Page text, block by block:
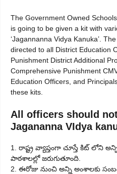
The Government Owned
is going to be given a kit with
‘Jagannanna Vidya Kanuka’.
directed to all District Education
Punishment District Additional
Comprehensive Punishment
Education Officers, and
these kits.
All officers should
Jagananna VIdya
1. రాష్ట్ర వ్యాప్తంగా చూస్తే కిట్
పాఠశాలల్లో జరుగుతూంది.
2. ఈరోజు నుంచి అన్ని అంశాలకు